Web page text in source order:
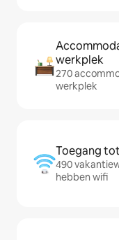
werkplek
270
werkplek
Toegang
490
hebben wifi